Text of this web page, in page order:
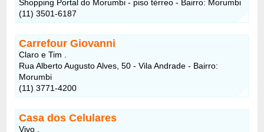
Shopping Portal do Morumbi - piso térreo - Bairro: Morumbi
(11) 3501-6187
Carrefour Giovanni
Claro e Tim .
Rua Alberto Augusto Alves, 50 - Vila Andrade - Bairro:
Morumbi
(11) 3771-4200
Casa dos Celulares
Vivo .